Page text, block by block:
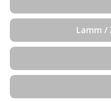
Lamm /